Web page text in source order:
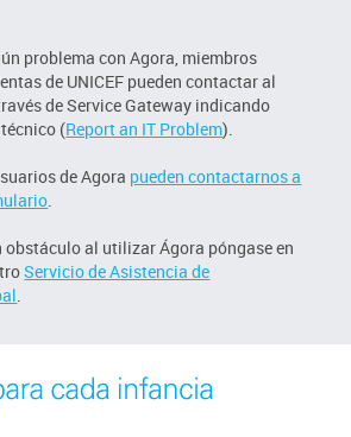
problema con Agora, miembros
de UNICEF pueden contactar al
de Service Gateway indicando
(Report an IT Problem).
de Agora pueden contactarnos a
obstáculo al utilizar Ágora póngase en
Servicio de Asistencia de